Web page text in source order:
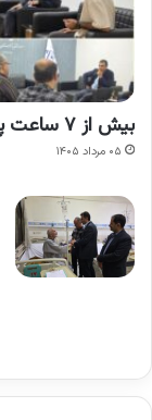
بیش از ۷ ساعت پیگیری بی‌وقفۀ مطالبات مردمی
۰۵ مرداد ۱۴۰۵